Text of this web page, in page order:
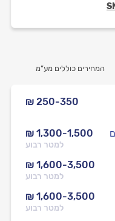
המחירים כוללים מע”מ
₪ 250-350
₪ 1,300-1,500
למטר רבוע
₪ 1,600-3,500
למטר רבוע
₪ 1,600-3,500
למטר רבוע